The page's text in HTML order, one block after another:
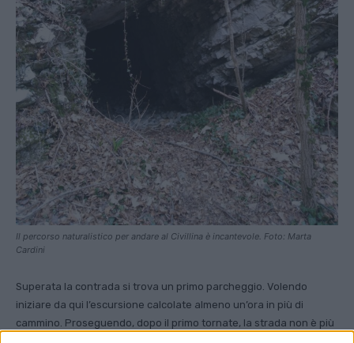
Il percorso naturalistico per andare al Civillina è incantevole. Foto: Marta
Cardini
Superata la contrada si trova un primo parcheggio. Volendo
iniziare da qui l’escursione calcolate almeno un’ora in più di
cammino. Proseguendo, dopo il primo tornate, la strada non è più